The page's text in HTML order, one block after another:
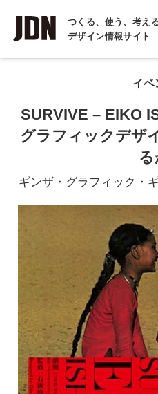
つくる、使う、考え
デザイン情報サイト
INTERVIEW
インタビュー
COLUMN
イベ
SURVIVE – EIKO
グラフィックデザ
ギンザ・グラフィック・